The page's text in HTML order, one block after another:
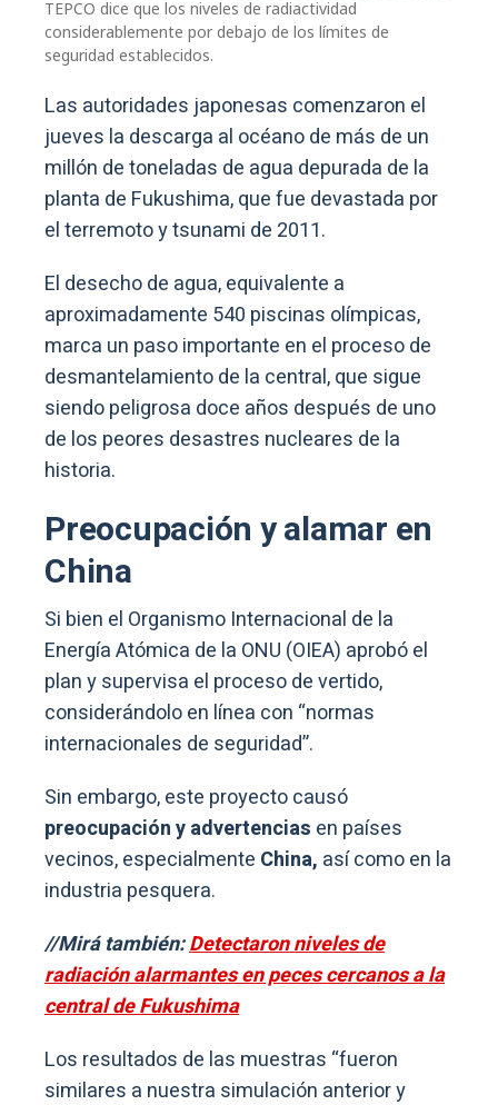
TEPCO dice que los niveles de radiactividad
considerablemente por debajo de los límites de
seguridad establecidos.
Las autoridades japonesas comenzaron el
jueves la descarga al océano de más de un
millón de toneladas de agua depurada de la
planta de Fukushima, que fue devastada por
el terremoto y tsunami de 2011.
El desecho de agua, equivalente a
aproximadamente 540 piscinas olímpicas,
marca un paso importante en el proceso de
desmantelamiento de la central, que sigue
siendo peligrosa doce años después de uno
de los peores desastres nucleares de la
historia.
Preocupación y alamar en
China
Si bien el Organismo Internacional de la
Energía Atómica de la ONU (OIEA) aprobó el
plan y supervisa el proceso de vertido,
considerándolo en línea con “normas
internacionales de seguridad”.
Sin embargo, este proyecto causó
preocupación y advertencias en países
vecinos, especialmente China, así como en la
industria pesquera.
//Mirá también:Detectaron niveles de
radiación alarmantes en peces cercanos a la
central de Fukushima
Los resultados de las muestras “fueron
similares a nuestra simulación anterior y